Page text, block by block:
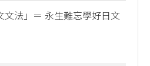
文法」＝ 永生難忘學好日文